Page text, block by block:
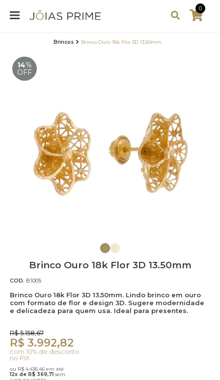
0
Brincos Brinco Ouro 18k Flor 3D 13.50mm
14%
OFF
Brinco Ouro 18k Flor 3D 13.50mm
COD. B1005
Brinco Ouro 18k Flor 3D 13.50mm. Lindo brinco em ouro
com formato de flor e design 3D. Sugere modernidade
e delicadeza para quem usa. Ideal para presentes.
R$ 5.158,67
R$ 3.992,82
com 10% de desconto
no PIX
ou R$ 4.436,46 em até
12x de R$ 369,71 sem